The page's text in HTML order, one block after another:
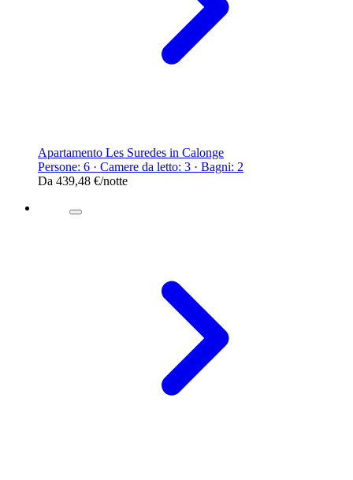
Apartamento Les Suredes in Calonge
Persone: 6 · Camere da letto: 3 · Bagni: 2
Da 439,48 €/notte